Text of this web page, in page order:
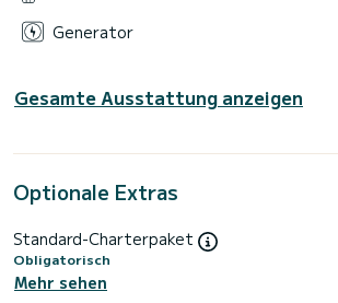
Generator
Gesamte Ausstattung anzeigen
Optionale Extras
Standard-Charterpaket
Obligatorisch
Mehr sehen